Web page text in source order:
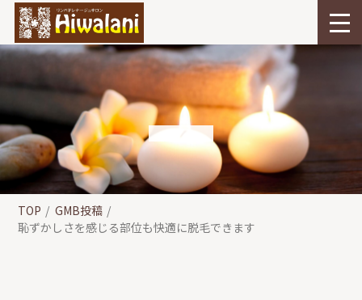
TOP
GMB投稿
恥ずかしさを感じる部位も快適に脱毛できます